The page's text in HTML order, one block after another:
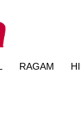
RAGAM